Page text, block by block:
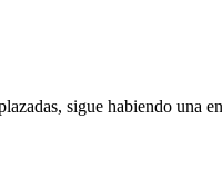
sigue habiendo una